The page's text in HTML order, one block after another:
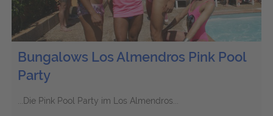
Bungalows Los Almendros Pink Pool
Party
...Die Pink Pool Party im Los Almendros...